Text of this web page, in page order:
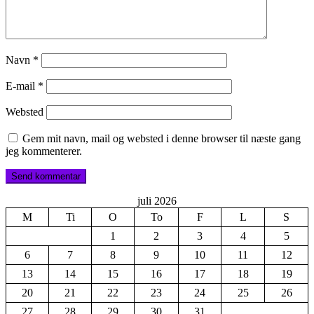
Navn *
E-mail *
Websted
Gem mit navn, mail og websted i denne browser til næste gang
jeg kommenterer.
juli 2026
M
Ti O To F L
S
1
2 3 4
5
6
7 8 9 10 11
12
13
14 15 16 17 18
19
20
21 22 23 24 25
26